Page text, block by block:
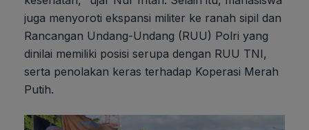
juga menyoroti ekspansi militer ke ranah sipil dan
Rancangan Undang-Undang (RUU) Polri yang
dinilai memiliki posisi serupa dengan RUU TNI,
serta penolakan keras terhadap Koperasi Merah
Putih.